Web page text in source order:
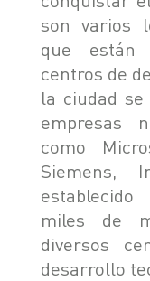
son varios
que están
centros de
la ciudad
empresas
como
miles de
diversos
desarrollo